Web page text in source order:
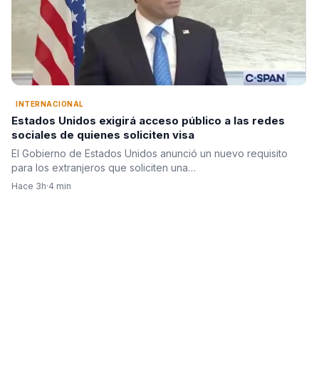
INTERNACIONAL
Estados Unidos exigirá acceso público a las redes
sociales de quienes soliciten visa
El Gobierno de Estados Unidos anunció un nuevo requisito
para los extranjeros que soliciten una…
Hace 3h·4 min